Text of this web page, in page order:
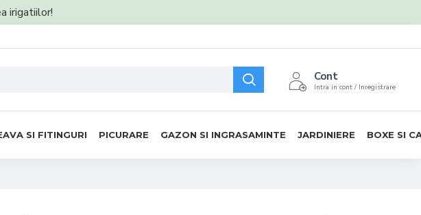
irigatiilor!
Cont
Intra in cont / Inregistrare
SI FITINGURI PICURARE GAZON SI INGRASAMINTE JARDINIERE BOXE SI